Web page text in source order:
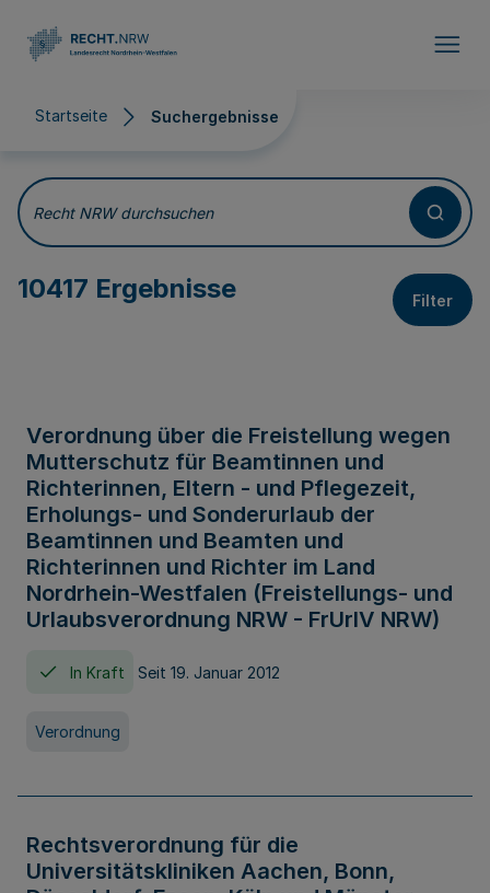
Startseite Suchergebnisse
Suchergebnisse
Recht NRW durchsuchen
10417 Ergebnisse Filter
Verordnung über die Freistellung wegen
Mutterschutz für Beamtinnen und
Richterinnen, Eltern - und Pflegezeit,
Erholungs- und Sonderurlaub der
Beamtinnen und Beamten und
Richterinnen und Richter im Land
Nordrhein-Westfalen (Freistellungs- und
Urlaubsverordnung NRW - FrUrlV NRW)
In Kraft Seit 19. Januar 2012
Verordnung
Rechtsverordnung für die
Universitätskliniken Aachen, Bonn,